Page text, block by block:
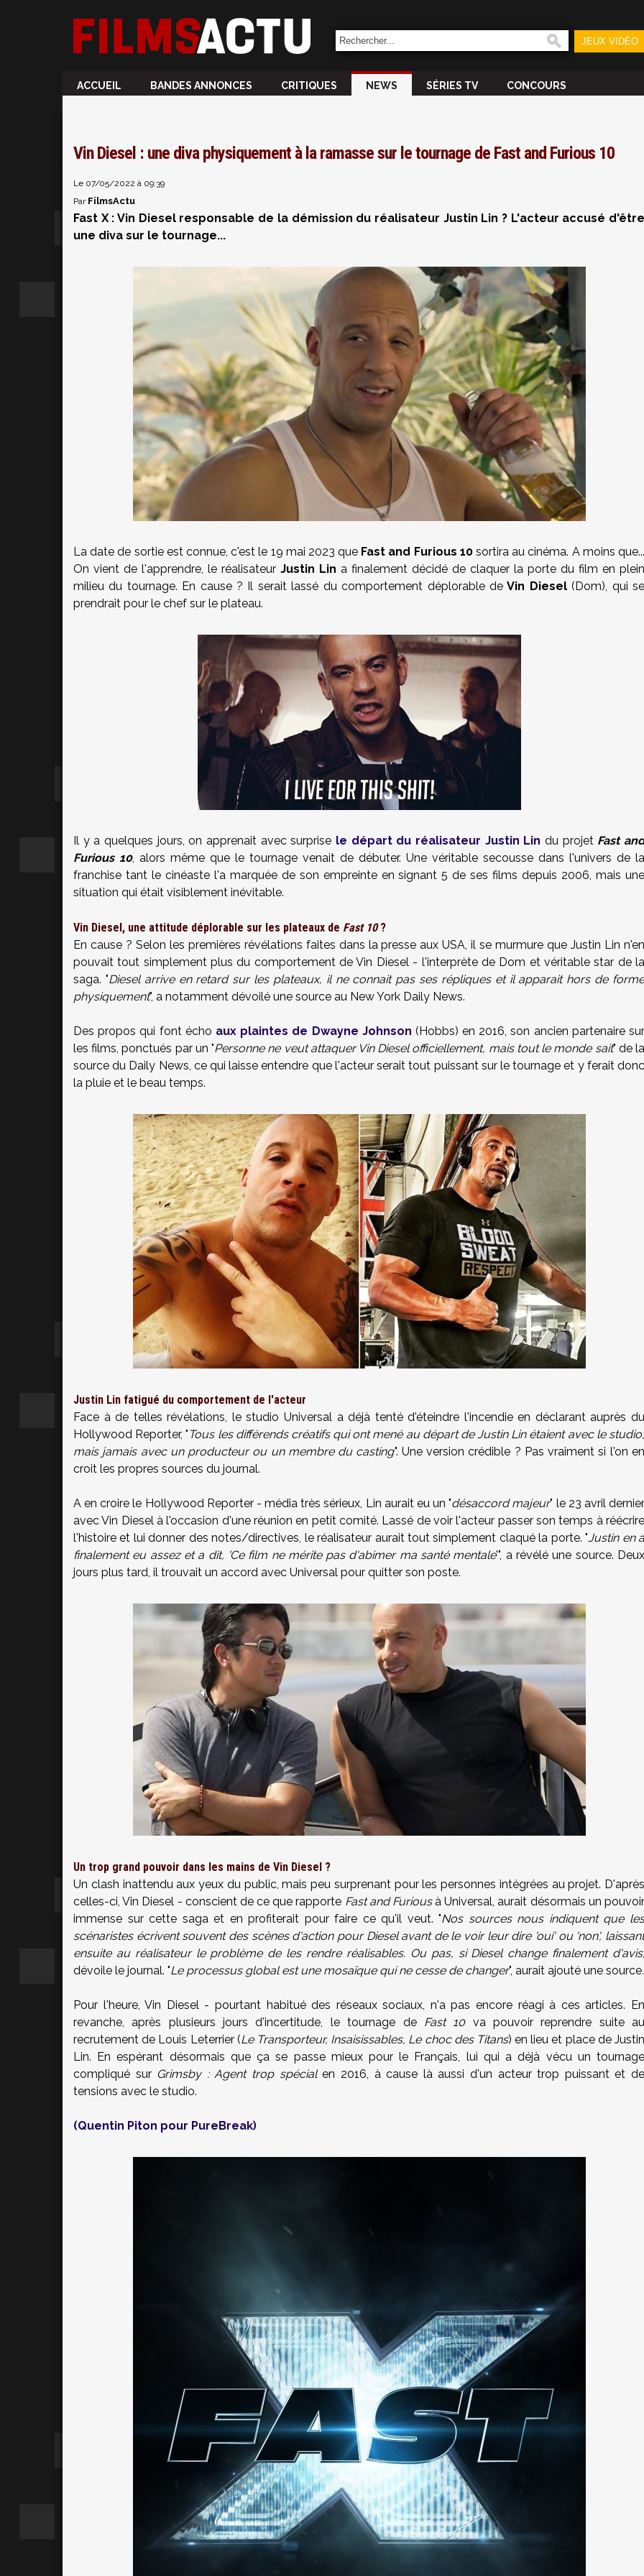
JEUX VIDÉO
ACCUEIL BANDES ANNONCES CRITIQUES NEWS SÉRIES TV CONCOURS
Vin Diesel : une diva physiquement à la ramasse sur le tournage de Fast and Furious 10
Le 07/05/2022 à 09:39
Par FilmsActu
Fast X : Vin Diesel responsable de la démission du réalisateur Justin Lin ? L'acteur accusé d'être
une diva sur le tournage...
La date de sortie est connue, c'est le 19 mai 2023 que Fast and Furious 10sortira au cinéma. A moins que...
On vient de l'apprendre, le réalisateur Justin Lin a finalement décidé de claquer la porte du film en plein
milieu du tournage. En cause ? Il serait lassé du comportement déplorable deVin Diesel(Dom), qui se
prendrait pour le chef sur le plateau.
Il y a quelques jours, on apprenait avec surprise le départ du réalisateur Justin Lin du projet Fast
Furious 10, alors même que le tournage venait de débuter. Une véritable secousse dans l'univers de la
franchise tant le cinéaste l'a marquée de son empreinte en signant 5 de ses films depuis 2006, mais une
situation qui était visiblement inévitable.
Vin Diesel, une attitude déplorable sur les plateaux de Fast 10?
En cause ? Selon les premières révélations faites dans la presse aux USA, il se murmure que Justin Lin n'en
pouvait tout simplement plus du comportement deVin Diesel- l'interprète de Dom et véritable star de la
saga. "Diesel arrive en retard sur les plateaux, il ne connait pas ses répliques et il apparait hors de
physiquement", a notamment dévoilé une source au New York Daily News.
Des propos qui font écho aux plaintes de Dwayne Johnson (Hobbs) en 2016, son ancien partenaire sur
les films, ponctués par un "Personne ne veut attaquer Vin Diesel officiellement, mais tout le monde sait" de la
source du Daily News, ce qui laisse entendre que l'acteur serait tout puissant sur le tournage et y ferait donc
la pluie et le beau temps.
Justin Lin fatigué du comportement de l'acteur
Face à de telles révélations, le studio Universal a déjà tenté d'éteindre l'incendie en déclarant auprès du
Hollywood Reporter, " Tous les différends créatifs qui ont mené au départ de Justin Lin étaient avec le studio,
mais jamais avec un producteur ou un membre du casting". Une version crédible ? Pas vraiment si l'on en
croit les propres sources du journal.
A en croire le Hollywood Reporter - média très sérieux, Lin aurait eu un "désaccord majeur" le 23 avril dernier
avec Vin Diesel à l'occasion d'une réunion en petit comité. Lassé de voir l'acteur passer son temps à réécrire
l'histoire et lui donner des notes/directives, le réalisateur aurait tout simplement claqué la porte. "Justin en a
finalement eu assez et a dit, 'Ce film ne mérite pas d'abimer ma santé mentale'", a révélé une source. Deux
jours plus tard, il trouvait un accord avec Universal pour quitter son poste.
Un trop grand pouvoir dans les mains de Vin Diesel ?
Un clash inattendu aux yeux du public, mais peu surprenant pour les personnes intégrées au projet. D'après
celles-ci, Vin Diesel - conscient de ce que rapporte Fast and Furiousà Universal, aurait désormais un pouvoir
immense sur cette saga et en profiterait pour faire ce qu'il veut. "Nos sources nous indiquent que
scénaristes écrivent souvent des scènes d'action pour Diesel avant de le voir leur dire 'oui' ou 'non', laissant
ensuite au réalisateur le problème de les rendre réalisables. Ou pas, si Diesel change finalement d'avis,
dévoile le journal. "Le processus global est une mosaïque qui ne cesse de changer", aurait ajouté une source.
Pour l'heure, Vin Diesel - pourtant habitué des réseaux sociaux, n'a pas encore réagi à ces articles. En
revanche, après plusieurs jours d'incertitude, le tournage de Fast 10va pouvoir reprendre suite au
recrutement de Louis Leterrier (Le Transporteur, Insaisissables, Le choc des Titans) en lieu et place de Justin
Lin. En espérant désormais que ça se passe mieux pour le Français, lui qui a déjà vécu un tournage
compliqué sur Grimsby : Agent trop spécialen 2016, à cause là aussi d'un acteur trop puissant et de
tensions avec le studio.
(Quentin Piton pour PureBreak)